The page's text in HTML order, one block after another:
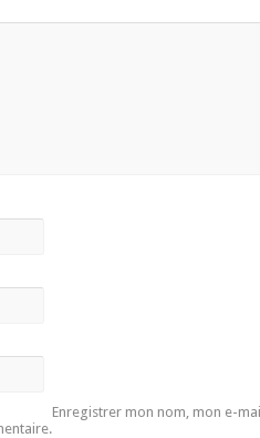
Enregistrer mon nom, mon e-